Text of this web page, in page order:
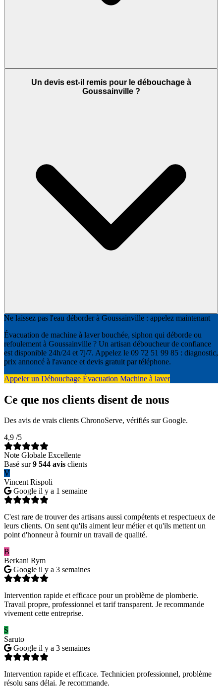
Un devis est-il remis pour le débouchage à
Goussainville ?
Ne laissez pas l'eau déborder à Goussainville : appelez maintenant
Évacuation de machine à laver bouchée, siphon qui déborde ou
refoulement à Goussainville ? Un artisan déboucheur de confiance
est disponible 24h/24 et 7j/7. Appelez le 09 72 51 99 85 : diagnostic,
prix annoncé à l'avance et devis gratuit par téléphone.
Appeler un Débouchage Évacuation Machine à laver
Ce que nos clients disent de nous
Des avis de vrais clients ChronoServe, vérifiés sur Google.
4,9 /5
Note Globale Excellente
Basé sur9 544 avis clients
V
Vincent Rispoli
Google il y a 1 semaine
C'est rare de trouver des artisans aussi compétents et respectueux de
leurs clients. On sent qu'ils aiment leur métier et qu'ils mettent un
point d'honneur à fournir un travail de qualité.
B
Berkani Rym
Google il y a 3 semaines
Intervention rapide et efficace pour un problème de plomberie.
Travail propre, professionnel et tarif transparent. Je recommande
vivement cette entreprise.
S
Saruto
Google il y a 3 semaines
Intervention rapide et efficace. Technicien professionnel, problème
résolu sans délai. Je recommande.